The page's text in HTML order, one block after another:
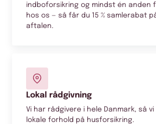
indboforsikring og mindst én anden
hos os — så får du 15 % samlerabat
aftalen.
Lokal rådgivning
Vi har rådgivere i hele Danmark, så
lokale forhold på husforsikring.